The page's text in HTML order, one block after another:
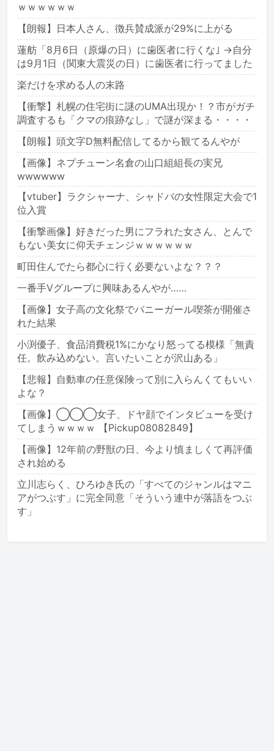
ｗｗｗｗｗｗ
【朗報】日本人さん、徴兵賛成派が29%に上がる
蓮舫「8月6日（原爆の日）に歯医者に行くな｣ →自分
は9月1日（関東大震災の日）に歯医者に行ってました
楽だけを求める人の末路
【衝撃】札幌の住宅街に謎のUMA出現か！？市がガチ
調査するも「クマの痕跡なし」で謎が深まる・・・・
【朗報】頭文字D無料配信してるから観てるんやが
【画像】ネプチューン名倉の山口組組長の実兄
wwwwww
【vtuber】ラクシャーナ、シャドバの女性限定大会で1
位入賞
【衝撃画像】好きだった男にフラれた女さん、とんで
もない美女に仰天チェンジｗｗｗｗｗｗ
町田住んでたら都心に行く必要ないよな？？？
一番手Vグループに興味あるんやが……
【画像】女子高の文化祭でバニーガール喫茶が開催さ
れた結果
小渕優子、食品消費税1%にかなり怒ってる模様「無責
任。飲み込めない。言いたいことが沢山ある」
【悲報】自動車の任意保険って別に入らんくてもいい
よな？
【画像】◯◯◯女子、ドヤ顔でインタビューを受け
てしまうｗｗｗｗ 【Pickup08082849】
【画像】12年前の野獣の日、今より慎ましくて再評価
され始める
立川志らく、ひろゆき氏の「すべてのジャンルはマニ
アがつぶす」に完全同意「そういう連中が落語をつぶ
す」